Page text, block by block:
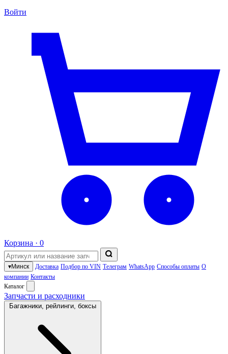
Войти
Корзина · 0
▾Минск Доставка Подбор по VIN Телеграм WhatsApp Способы оплаты О
компании Контакты
Каталог
Запчасти и расходники
Багажники, рейлинги, боксы